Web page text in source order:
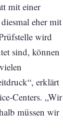
mit einer
eher mit
wird
sind, können
erklärt
Centers. „Wir
müssen wir